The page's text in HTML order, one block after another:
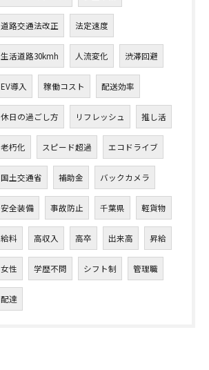
道路交通法改正 法定速度
生活道路30kmh 人流変化 渋滞回避
EV導入 稼働コスト 配送効率
休日の過ごし方 リフレッシュ 推し活
老朽化 スピード超過 エコドライブ
国土交通省 補助金 バックカメラ
安全装備 事故防止 千葉県 軽貨物
給料 高収入 高卒 出来高 昇給
女性 学歴不問 シフト制 管理職
配達